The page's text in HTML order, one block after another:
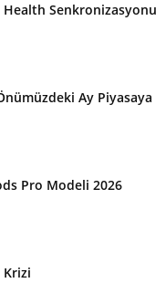
Senkronizasyonu
Ay Piyasaya
Pro Modeli 2026
Krizi